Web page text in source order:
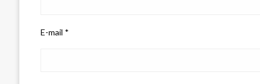
E-mail *